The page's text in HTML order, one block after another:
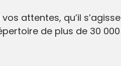
attentes, qu’il s’agisse
de plus de 30 000